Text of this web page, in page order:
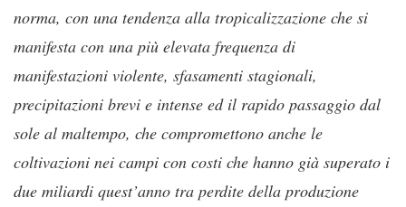
norma, con una tendenza alla tropicalizzazione che si
manifesta con una più elevata frequenza di
manifestazioni violente, sfasamenti stagionali,
precipitazioni brevi e intense ed il rapido passaggio dal
sole al maltempo, che compromettono anche le
coltivazioni nei campi con costi che hanno già superato i
due miliardi quest’anno tra perdite della produzione